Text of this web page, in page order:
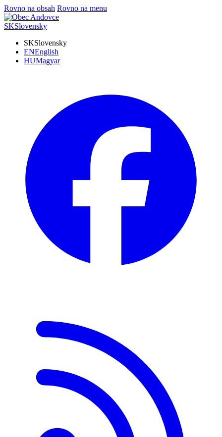
Rovno na obsah Rovno na menu
SKSlovensky
SKSlovensky
ENEnglish
HUMagyar